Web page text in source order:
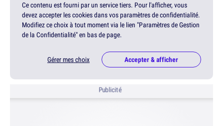
Ce contenu est fourni par un service tiers. Pour l'afficher, vous
devez accepter les cookies dans vos paramètres de confidentialité.
Modifiez ce choix à tout moment via le lien "Paramètres de Gestion
de la Confidentialité" en bas de page.
Gérer mes choix Accepter & afficher
Publicité